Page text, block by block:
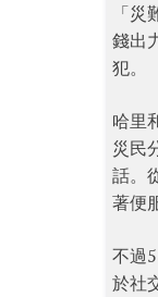
「
錢出
犯。
哈里
災民
話。
著便
不過
於社